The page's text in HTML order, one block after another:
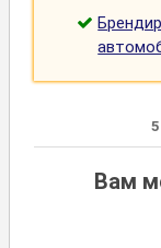
5
Вам